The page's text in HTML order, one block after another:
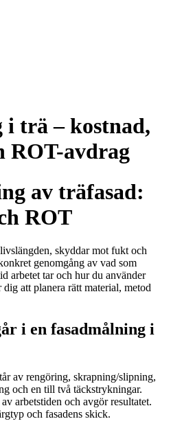
i trä – kostnad,
ROT-avdrag
av träfasad:
ROT
skyddar mot fukt och
genomgång av vad som
arbetet tar och hur du använder
att planera rätt material, metod
i en fasadmålning i
av rengöring, skrapning/slipning,
och en till två täckstrykningar.
arbetstiden och avgör resultatet.
och fasadens skick.